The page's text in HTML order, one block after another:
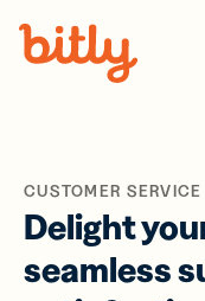
CUSTOMER SERVICE
Delight
seamless